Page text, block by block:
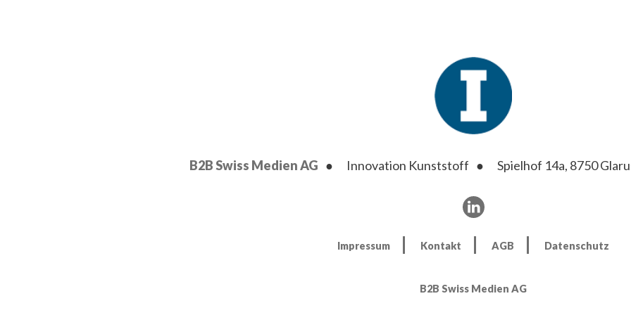
B2B Swiss Medien AG Innovation Kunststoff Spielhof 14a, 8750
Impressum Kontakt AGB Datenschutz
B2B Swiss Medien AG